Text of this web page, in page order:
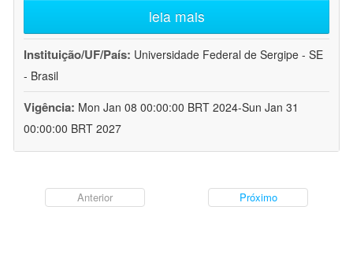
leia mais
Instituição/UF/País: Universidade Federal de Sergipe - SE
- Brasil
Vigência: Mon Jan 08 00:00:00 BRT 2024-Sun Jan 31
00:00:00 BRT 2027
Anterior Próximo